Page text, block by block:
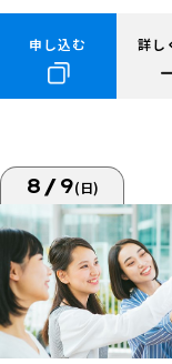
申し込む 詳し
8/9(日)